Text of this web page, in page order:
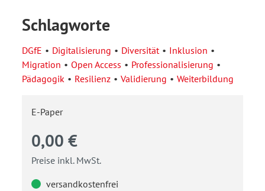
Schlagworte
DGfE Digitalisierung Diversität
Inklusion
Migration
Open Access
Professionalisierung
Pädagogik
Resilienz Validierung Weiterbildung
E-Paper
0,00 €
Preise inkl. MwSt.
versandkostenfrei